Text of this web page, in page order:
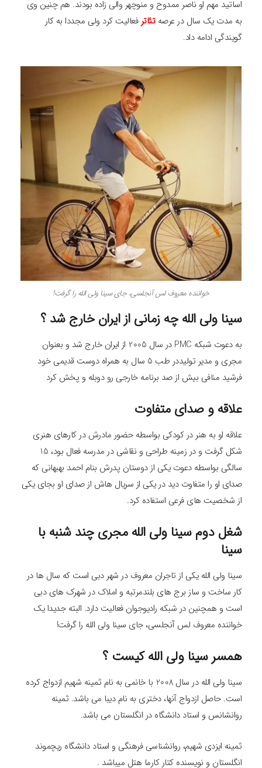
اساتید مهم او ناصر ممدوح و منوچهر والی زاده بودند. هم چنین وی
به مدت یک سال در عرصه تئاترفعالیت کرد ولی مجددا به کار
گویندگی ادامه داد.
خواننده معروف لس آنجلسی، جای سینا ولی الله را گرفت!
سینا ولی الله چه زمانی از ایران خارج شد ؟
به دعوت شبکه PMC در سال 2005 از ایران خارج شد و بعنوان
مجری و مدیر تولیددر طب 5 سال به همراه دوست قدیمی خود
فرشید منافی بیش از صد برنامه خارجی رو دوبله و پخش کرد
علاقه و صدای متفاوت
علاقه او به هنر در کودکی بواسطه حضور مادرش در کارهای هنری
شکل گرفت و در زمینه طراحی و نقاشی در مدرسه فعال بود، 15
سالگی بواسطه دعوت یکی از دوستان پدرش بنام احمد بهبهانی که
صدای او را متفاوت دید در یکی از سریال هاش از صدای او بجای یکی
از شخصیت های فرعی استفاده کرد.
شغل دوم سینا ولی الله مجری چند شنبه با
سینا
سینا ولی الله یکی از تاجران معروف در شهر دبی است که سال ها در
کار ساخت و ساز برج های بلندمرتبه و املاک در شهرک های دبی
است و همچنین در شبکه رادیوجوان فعالیت دارد. البته جدیدا یک
خواننده معروف لس آنجلسی، جای سینا ولی الله را گرفت!
همسر سینا ولی الله کیست ؟
سینا ولی الله در سال 2008 با خانمی به نام ثمینه شهیم ازدواج کرده
است. حاصل ازدواج آنها، دختری به نام دیبا می باشد. ثمینه
روانشانس و استاد دانشگاه در انگلستان می باشد.
ثمینه ایزدی شهیم، روانشناسی فرهنگی و استاد دانشگاه ریچموند
انگلستان و نویسنده کتار کارما هتل میباشد .